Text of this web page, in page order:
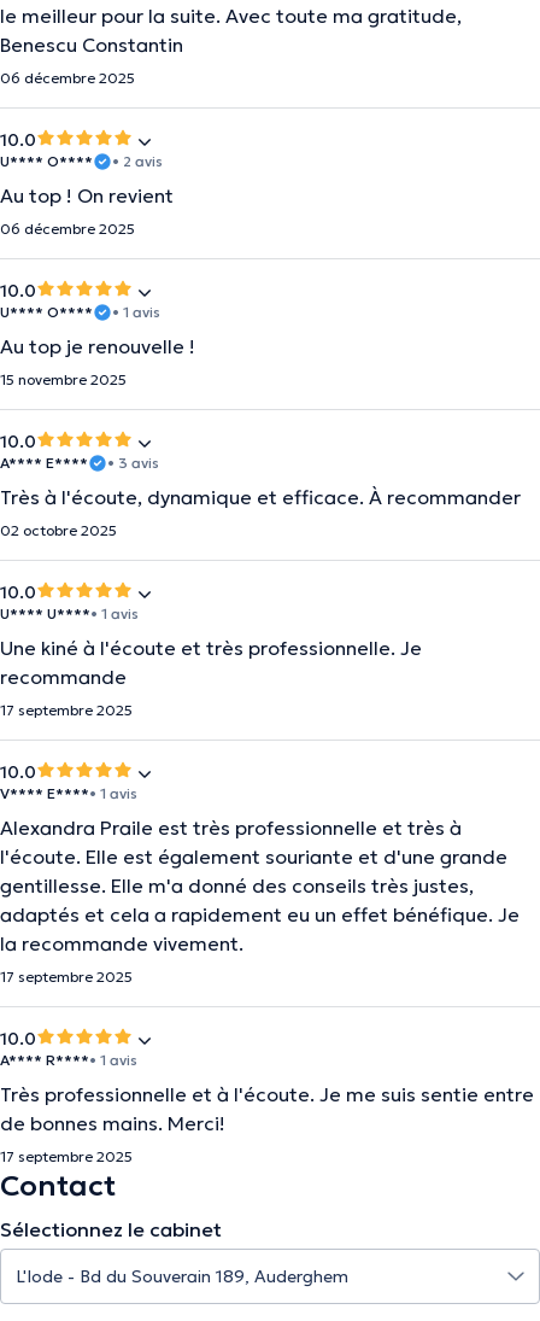
le meilleur pour la suite. Avec toute ma gratitude,
Benescu Constantin
06 décembre 2025
10.0
U**** O**** • 2 avis
Au top ! On revient
06 décembre 2025
10.0
U**** O**** • 1 avis
Au top je renouvelle !
15 novembre 2025
10.0
A**** E**** • 3 avis
Très à l'écoute, dynamique et efficace. À recommander
02 octobre 2025
10.0
U**** U****• 1 avis
Une kiné à l'écoute et très professionnelle. Je
recommande
17 septembre 2025
10.0
V**** E****• 1 avis
Alexandra Praile est très professionnelle et très à
l'écoute. Elle est également souriante et d'une grande
gentillesse. Elle m'a donné des conseils très justes,
adaptés et cela a rapidement eu un effet bénéfique. Je
la recommande vivement.
17 septembre 2025
10.0
A**** R****• 1 avis
Très professionnelle et à l'écoute. Je me suis sentie entre
de bonnes mains. Merci!
17 septembre 2025
Contact
Sélectionnez le cabinet